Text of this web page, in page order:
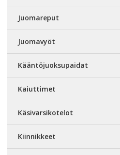
Juomareput
Juomavyöt
Kääntöjuoksupaidat
Kaiuttimet
Käsivarsikotelot
Kiinnikkeet